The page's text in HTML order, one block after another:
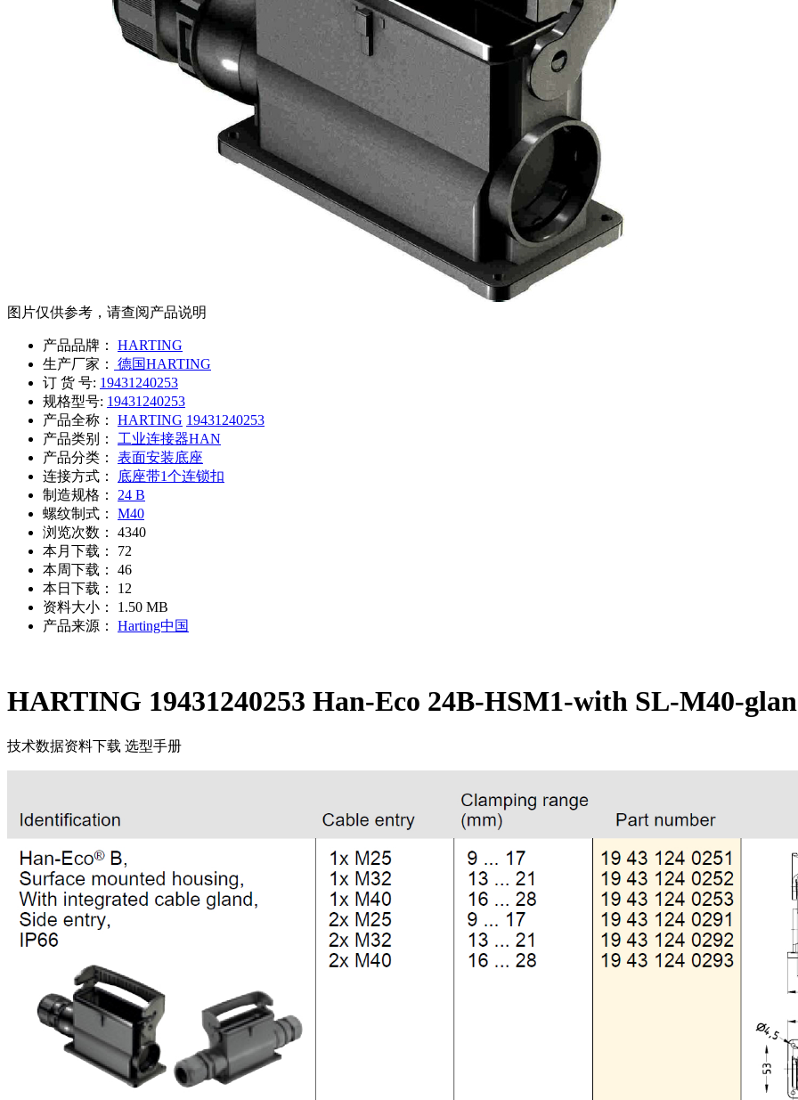
图片仅供参考，请查阅产品说明
产品品牌：
HARTING
生产厂家：
德国HARTING
订 货 号: 19431240253
规格型号: 19431240253
产品全称：
HARTING 19431240253
产品类别：
工业连接器HAN
产品分类：
表面安装底座
连接方式：
底座带1个连锁扣
制造规格：
24 B
螺纹制式：
M40
浏览次数：
4340
本月下载：
72
本周下载：
46
本日下载：
12
资料大小：
1.50 MB
产品来源：
Harting中国
HARTING 19431240253 Han-Eco 24B-HSM1-with SL-M40-
技术数据资料下载 选型手册